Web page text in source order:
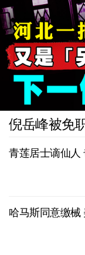
倪岳峰被免
青莲居士谪仙人
哈马斯同意缴械